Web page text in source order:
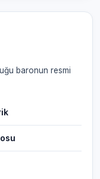
baronun resmi